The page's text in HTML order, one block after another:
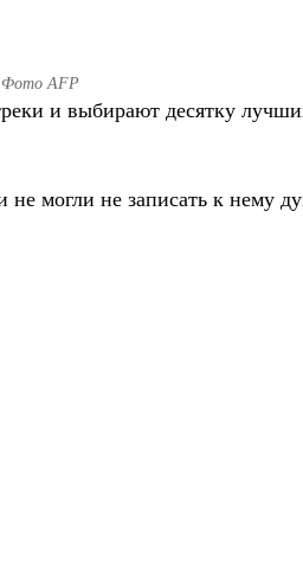
Фото AFP
и выбирают десятку
могли не записать к нему